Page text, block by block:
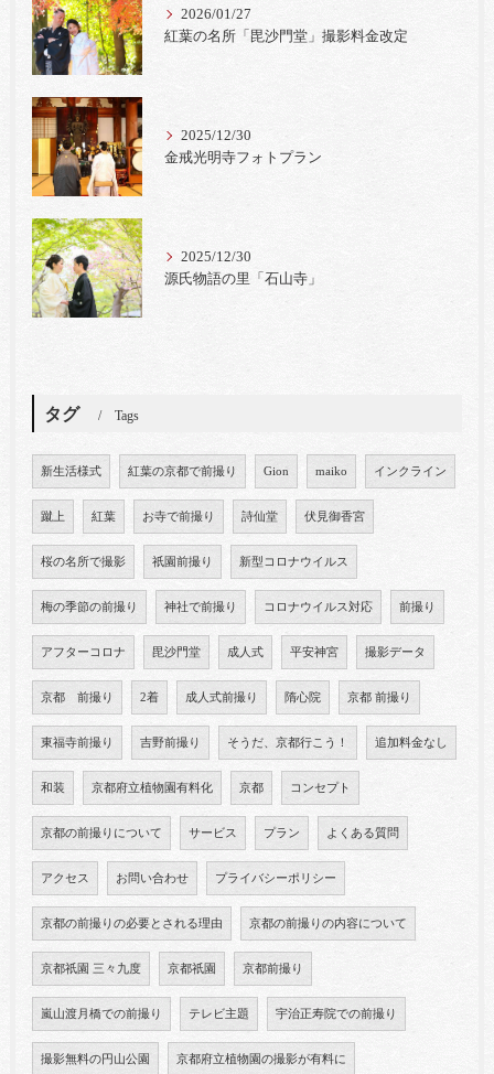
2026/01/27
紅葉の名所「毘沙門堂」撮影料金改定
2025/12/30
金戒光明寺フォトプラン
2025/12/30
源氏物語の里「石山寺」
タグ Tags
新生活様式 紅葉の京都で前撮り Gion maiko インクライン
蹴上 紅葉 お寺で前撮り 詩仙堂 伏見御香宮
桜の名所で撮影 祇園前撮り 新型コロナウイルス
梅の季節の前撮り 神社で前撮り コロナウイルス対応 前撮り
アフターコロナ 毘沙門堂 成人式 平安神宮 撮影データ
京都 前撮り 2着 成人式前撮り 隋心院 京都 前撮り
東福寺前撮り 吉野前撮り そうだ、京都行こう！ 追加料金なし
和装 京都府立植物園有料化 京都 コンセプト
京都の前撮りについて サービス プラン よくある質問
アクセス お問い合わせ プライバシーポリシー
京都の前撮りの必要とされる理由 京都の前撮りの内容について
京都祇園 三々九度 京都祇園 京都前撮り
嵐山渡月橋での前撮り テレビ主題 宇治正寿院での前撮り
撮影無料の円山公園 京都府立植物園の撮影が有料に